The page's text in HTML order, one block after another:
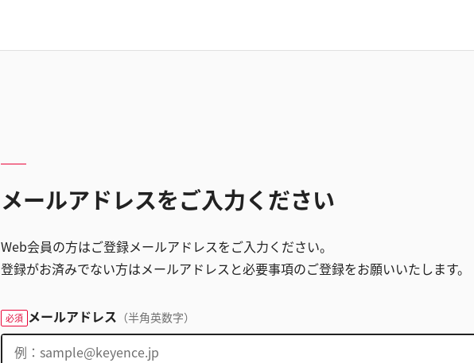
メールアドレスをご入力ください
Web会員の方はご登録メールアドレスをご入力ください。
登録がお済みでない方はメールアドレスと必要事項のご登録をお願いいたします。
必須 メールアドレス （半角英数字）